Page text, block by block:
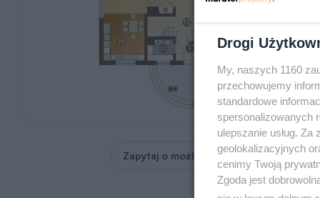
Zapytaj o możliwość zmian
Drogi
My, naszych 1160
przechowujemy
standardowe
spersonalizowanych
ulepszanie usług.
geolokalizacyjnych
cenimy Twoją
Zgoda jest